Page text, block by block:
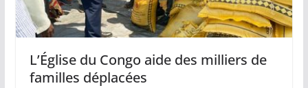
L’Église du Congo aide des milliers de
familles déplacées